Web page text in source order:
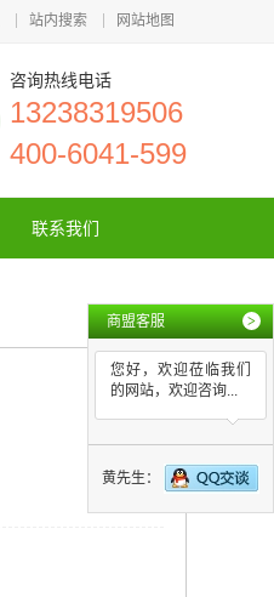
站内搜索 网站地图
咨询热线电话
13238319506
400-6041-599
联系我们
商盟客服 >
您好，欢迎莅临我们
的网站，欢迎咨询...
黄先生：